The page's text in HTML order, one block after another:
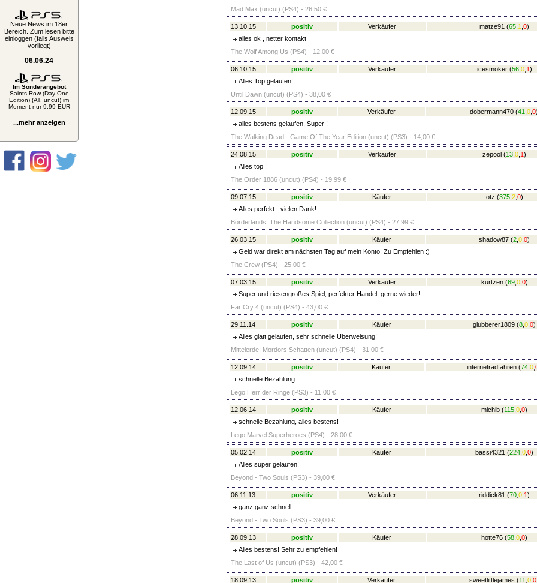
Neue News im 18er
Bereich. Zum lesen bitte
einloggen (falls Ausweis
vorliegt)
06.06.24
Im Sonderangebot
Saints Row (Day One
Edition) (AT, uncut) im
Moment nur 9,99 EUR
...mehr anzeigen
Mad Max (uncut) (PS4) - 26,50 €
13.10.15 positiv Verkäufer matze91 (65 1 0)
alles ok , netter kontakt
The Wolf Among Us (PS4) - 12,00 €
06.10.15 positiv Verkäufer icesmoker (56, 0, 1)
Alles Top gelaufen!
Until Dawn (uncut) (PS4) - 38,00 €
12.09.15 positiv Verkäufer dobermann470 (41 0 0
alles bestens gelaufen, Super !
The Walking Dead - Game Of The Year Edition (uncut) (PS3) - 14,00 €
24.08.15 positiv Verkäufer zepool (13 0 1)
Alles top !
The Order 1886 (uncut) (PS4) - 19,99 €
09.07.15 positiv Käufer otz (375, 2, 0)
Alles perfekt - vielen Dank!
Borderlands: The Handsome Collection (uncut) (PS4) - 27,99 €
26.03.15 positiv Käufer shadow87 (2, 0, 0)
Geld war direkt am nächsten Tag auf mein Konto. Zu Empfehlen :)
The Crew (PS4) - 25,00 €
07.03.15 positiv Verkäufer kurtzen (69, 0, 0)
Super und riesengroßes Spiel, perfekter Handel, gerne wieder!
Far Cry 4 (uncut) (PS4) - 43,00 €
29.11.14 positiv Käufer glubberer1809 (8, 0, 0)
Alles glatt gelaufen, sehr schnelle Überweisung!
Mittelerde: Mordors Schatten (uncut) (PS4) - 31,00 €
12.09.14 positiv Käufer internetradfahren (74, 0,
schnelle Bezahlung
Lego Herr der Ringe (PS3) - 11,00 €
12.06.14 positiv Käufer michib (115 0 0)
schnelle Bezahlung, alles bestens!
Lego Marvel Superheroes (PS4) - 28,00 €
05.02.14 positiv Käufer bassi4321 (224, 0, 0)
Alles super gelaufen!
Beyond - Two Souls (PS3) - 39,00 €
06.11.13 positiv Verkäufer riddick81 (70 0 1)
ganz ganz schnell
Beyond - Two Souls (PS3) - 39,00 €
28.09.13 positiv Käufer hotte76 (58 0 0)
Alles bestens! Sehr zu empfehlen!
The Last of Us (uncut) (PS3) - 42,00 €
18.09.13 positiv Verkäufer sweetlittlejames (11 0 0